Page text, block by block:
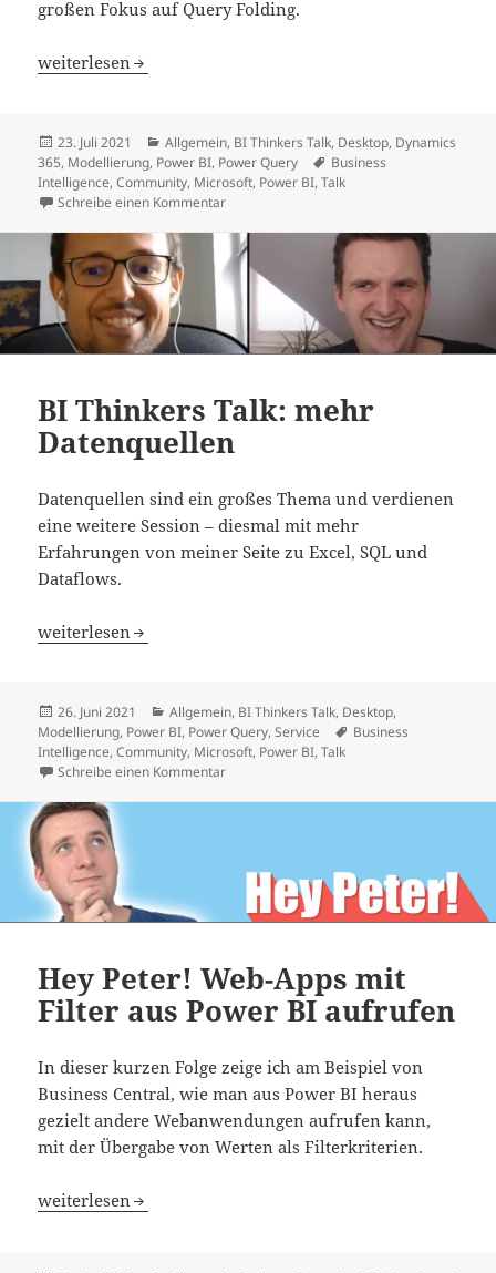
großen Fokus auf Query Folding.
BI Thinkers Talk: Datenaufbereitung
weiterlesen
Veröffentlicht
am
23. Juli 2021 Kategorien
Allgemein, BI Thinkers Talk, Desktop, Dynamics
365, Modellierung, Power BI, Power Query Schlagwörter
Business
Intelligence,Community, Microsoft, Power BI,Talk
Schreibe einen Kommentarzu BI Thinkers Talk: Datenaufbereitung
BI Thinkers Talk: mehr
Datenquellen
Datenquellen sind ein großes Thema und verdienen
eine weitere Session – diesmal mit mehr
Erfahrungen von meiner Seite zu Excel, SQL und
Dataflows.
BI Thinkers Talk: mehr Datenquellen
weiterlesen
Veröffentlicht
am
26. Juni 2021 Kategorien
Allgemein, BI Thinkers Talk, Desktop,
Modellierung, Power BI, Power Query,Service Schlagwörter
Business
Intelligence,Community, Microsoft, Power BI,Talk
Schreibe einen Kommentarzu BI Thinkers Talk: mehr Datenquellen
Hey Peter! Web-Apps mit
Filter aus Power BI aufrufen
In dieser kurzen Folge zeige ich am Beispiel von
Business Central, wie man aus Power BI heraus
gezielt andere Webanwendungen aufrufen kann,
mit der Übergabe von Werten als Filterkriterien.
Hey Peter! Web-Apps mit Filter aus Power BI aufrufen
weiterlesen